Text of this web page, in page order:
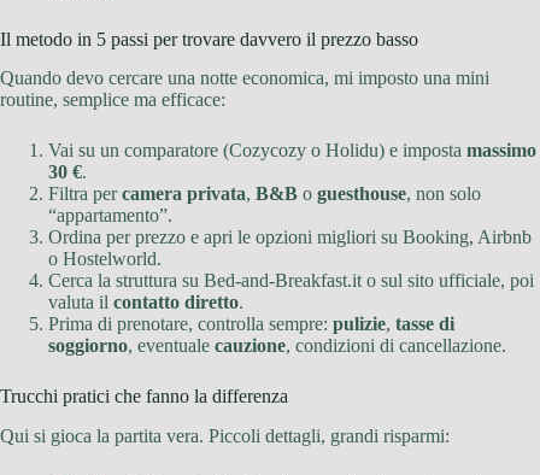
Il metodo in 5 passi per trovare davvero il prezzo basso
Quando devo cercare una notte economica, mi imposto una mini
routine, semplice ma efficace:
Vai su un comparatore (Cozycozy o Holidu) e imposta massimo
30 €.
Filtra percamera privata, B&B o guesthouse, non solo
“appartamento”.
Ordina per prezzo e apri le opzioni migliori su Booking, Airbnb
o Hostelworld.
Cerca la struttura su Bed-and-Breakfast.it o sul sito ufficiale, poi
valuta il contatto diretto.
Prima di prenotare, controlla sempre: pulizie, tasse di
soggiorno, eventuale cauzione, condizioni di cancellazione.
Trucchi pratici che fanno la differenza
Qui si gioca la partita vera. Piccoli dettagli, grandi risparmi: